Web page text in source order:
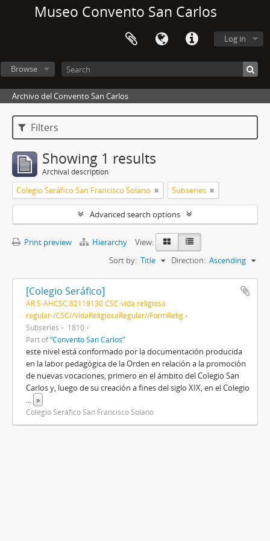
Museo Convento San Carlos
Log in
Browse
Archivo del Convento San Carlos
Filters
Showing 1 results
Archival description
Colegio Seráfico San Francisco Solano Subseries
Advanced search options
Print preview Hierarchy
View:
Sort by: Title Direction: Ascending
[Colegio Seráfico]
AR S-AHCSC.82119130 CSC-vida religiosa
regular-/CSC//VidaReligiosaRegular//FormRelig
Subseries
1810
Part of“Convento San Carlos”
este nivel está conformado por la documentación producida
en la labor pedagógica de la Orden en relación a la promoción
de nuevas vocaciones, primero en el ámbito del Colegio San
Carlos y, luego de su creación a fines del siglo XIX, en el Colegio
... »
Colegio Seráfico San Francisco Solano